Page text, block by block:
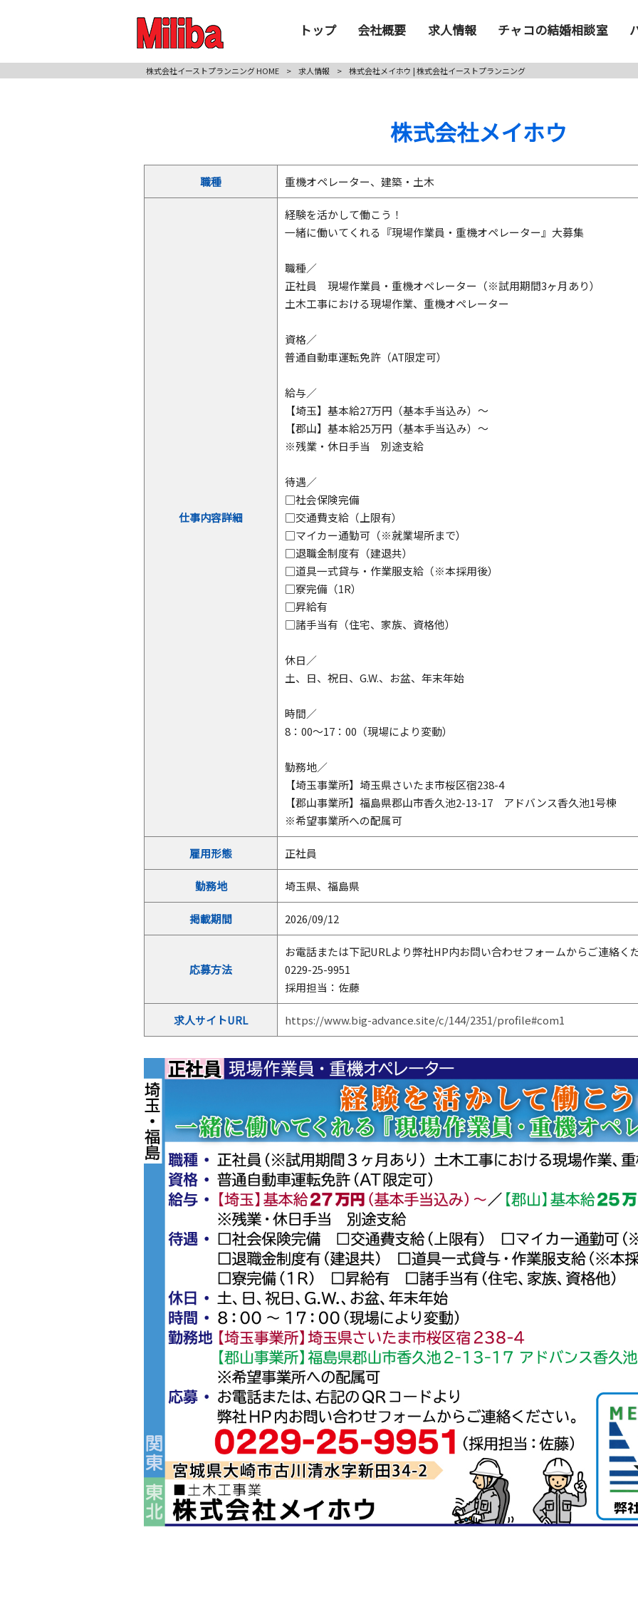
トップ 会社概要 求人情報 チャコの結婚相談室
株式会社イーストプランニング HOME > 求人情報 > 株式会社メイホウ | 株式会社イーストプランニング
株式会社メイホウ
職種 重機オペレーター、建築・土木
仕事内容詳細
経験を活かして働こう！
一緒に働いてくれる『現場作業員・重機オペレーター』大募集
職種／
正社員 現場作業員・重機オペレーター（※試用期間3ヶ月あり）
土木工事における現場作業、重機オペレーター
資格／
普通自動車運転免許（AT限定可）
給与／
【埼玉】基本給27万円（基本手当込み）～
【郡山】基本給25万円（基本手当込み）～
※残業・休日手当 別途支給
待遇／
□社会保険完備
□交通費支給（上限有）
□マイカー通勤可（※就業場所まで）
□退職金制度有（建退共）
□道具一式貸与・作業服支給（※本採用後）
□寮完備（1R）
□昇給有
□諸手当有（住宅、家族、資格他）
休日／
土、日、祝日、G.W.、お盆、年末年始
時間／
8：00～17：00（現場により変動）
勤務地／
【埼玉事業所】埼玉県さいたま市桜区宿238-4
【郡山事業所】福島県郡山市香久池2-13-17 アドバンス香久池1号棟
※希望事業所への配属可
雇用形態 正社員
勤務地 埼玉県、福島県
掲載期間 2026/09/12
応募方法
お電話または下記URLより弊社HP内お問い合わせフォームからご連絡く
0229-25-9951
採用担当：佐藤
求人サイトURL https://www.big-advance.site/c/144/2351/profile#com1